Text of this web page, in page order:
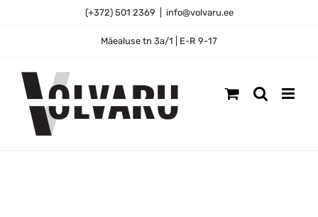
(+372) 501 2369 info@volvaru.ee
Mäealuse tn 3a/1 | E-R 9-17